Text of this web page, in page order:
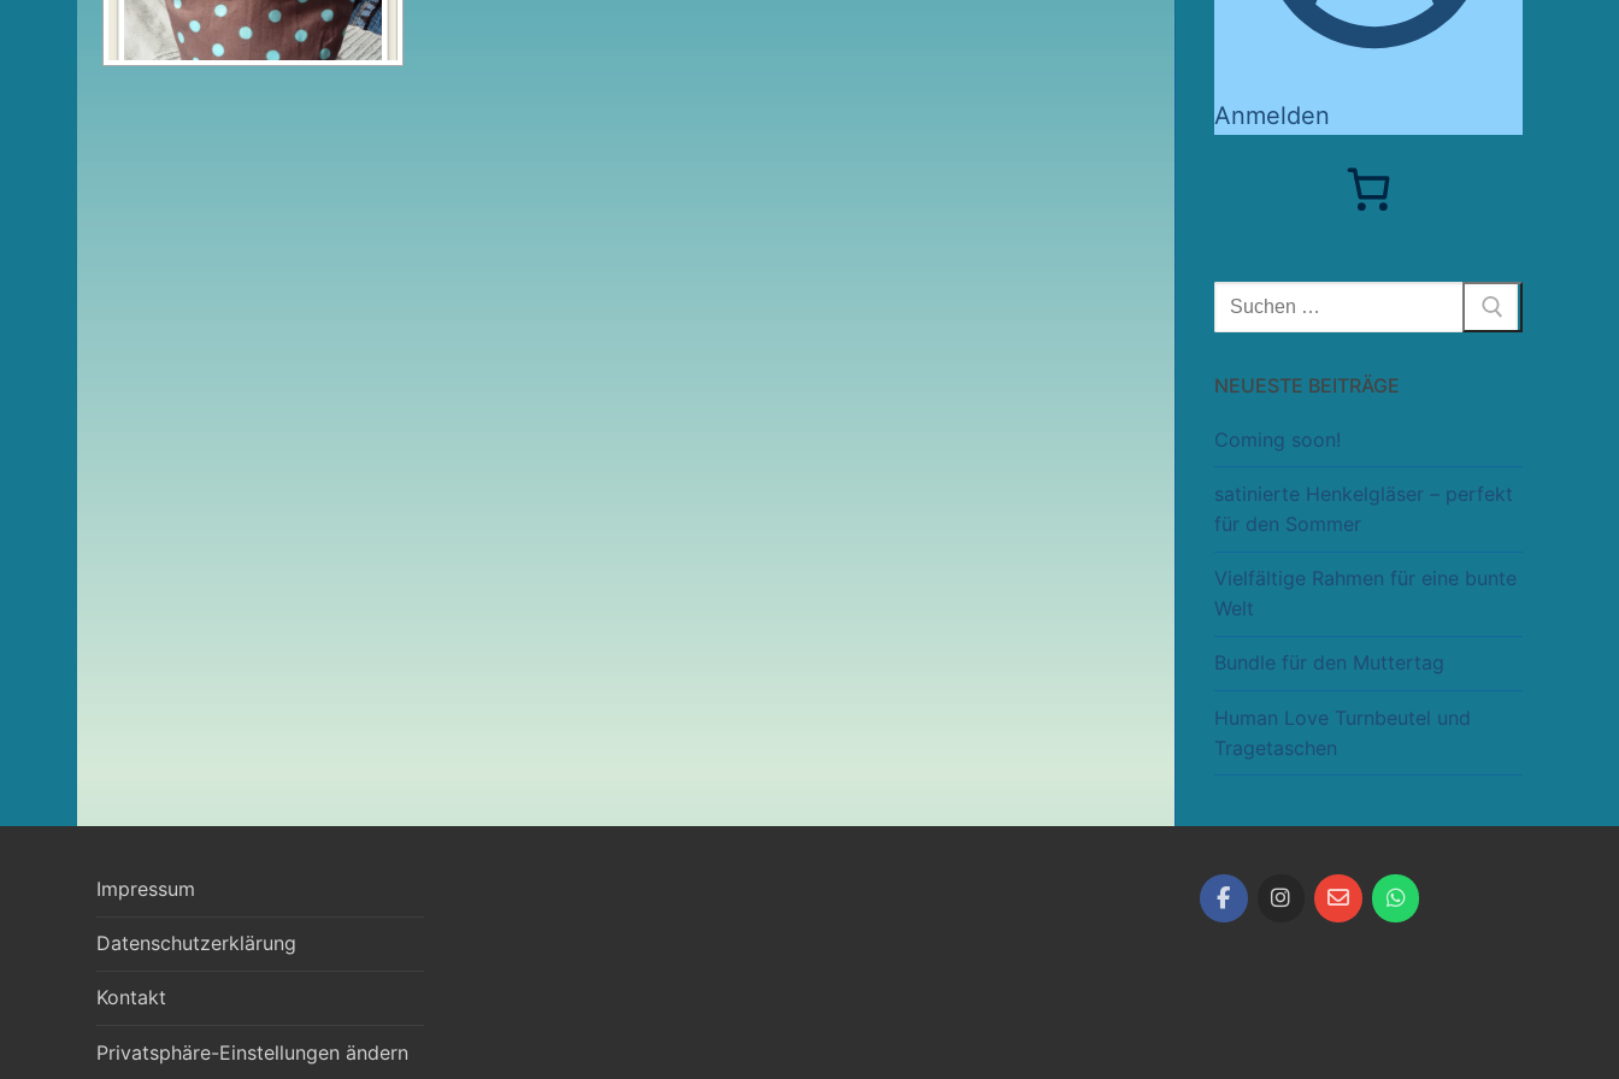
Anmelden
Suchen
nach:
NEUESTE BEITRÄGE
Coming soon!
satinierte Henkelgläser – perfekt
für den Sommer
Vielfältige Rahmen für eine bunte
Welt
Bundle für den Muttertag
Human Love Turnbeutel und
Tragetaschen
Impressum
Datenschutzerklärung
Kontakt
Privatsphäre-Einstellungen ändern